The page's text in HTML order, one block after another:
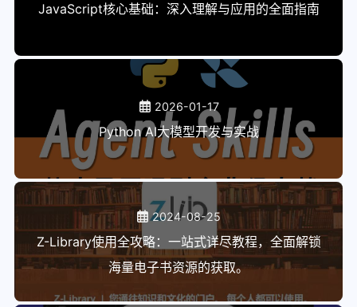
JavaScript核心基础：深入理解与应用的全面指南
2026-01-17
Python AI大模型开发与实战
2024-08-25
Z-Library使用全攻略：一站式详尽教程，全面解锁
海量电子书资源的获取。